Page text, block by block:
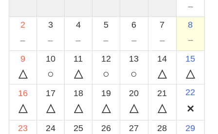
－
2
－
3
－
4
－
5
－
6
－
7
－
8
－
9 10
○
11 12
○
13
○
14 15
16 17 18 19 20 21 22
23 24 25 26 27 28 29